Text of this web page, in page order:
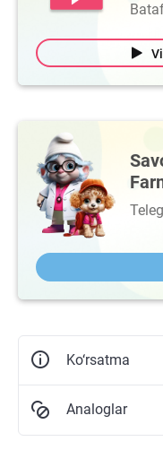
Ko‘rsatma
Analoglar